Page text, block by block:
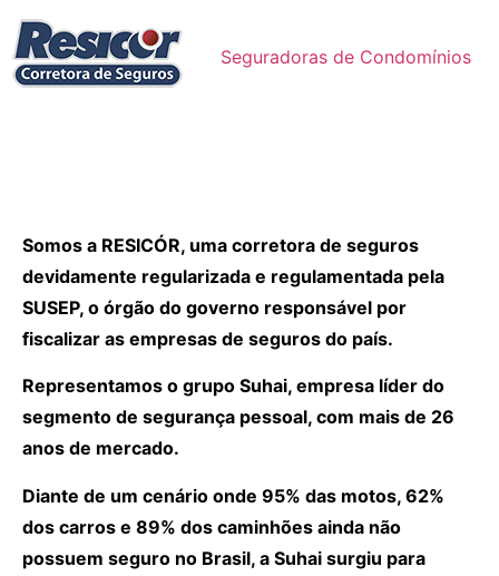
Seguradoras de Condomínios
Somos a RESICÓR, uma corretora de seguros
devidamente regularizada e regulamentada pela
SUSEP, o órgão do governo responsável por
fiscalizar as empresas de seguros do país.
Representamos o grupo Suhai, empresa líder do
segmento de segurança pessoal, com mais de 26
anos de mercado.
Diante de um cenário onde 95% das motos, 62%
dos carros e 89% dos caminhões ainda não
possuem seguro no Brasil, a Suhai surgiu para